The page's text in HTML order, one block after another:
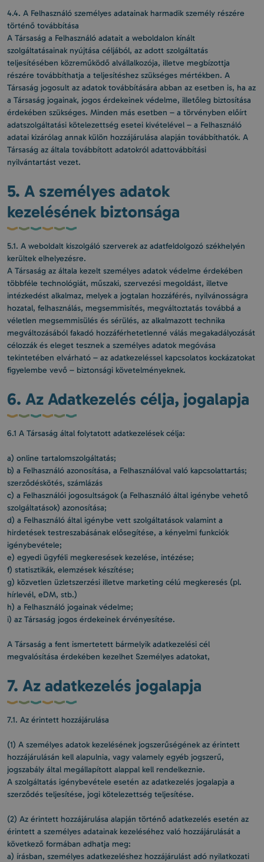
4.4. A Felhasználó személyes adatainak harmadik személy részére
történő továbbítása
A Társaság a Felhasználó adatait a weboldalon kínált
szolgáltatásainak nyújtása céljából, az adott szolgáltatás
teljesítésében közreműködő alvállalkozója, illetve megbízottja
részére továbbíthatja a teljesítéshez szükséges mértékben. A
Társaság jogosult az adatok továbbítására abban az esetben is, ha az
a Társaság jogainak, jogos érdekeinek védelme, illetőleg biztosítása
érdekében szükséges. Minden más esetben – a törvényben előírt
adatszolgáltatási kötelezettség esetei kivételével – a Felhasználó
adatai kizárólag annak külön hozzájárulása alapján továbbíthatók. A
Társaság az általa továbbított adatokról adattovábbítási
nyilvántartást vezet.
5. A személyes adatok
kezelésének biztonsága
5.1. A weboldalt kiszolgáló szerverek az adatfeldolgozó székhelyén
kerültek elhelyezésre.
A Társaság az általa kezelt személyes adatok védelme érdekében
többféle technológiát, műszaki, szervezési megoldást, illetve
intézkedést alkalmaz, melyek a jogtalan hozzáférés, nyilvánosságra
hozatal, felhasználás, megsemmisítés, megváltoztatás továbbá a
véletlen megsemmisülés és sérülés, az alkalmazott technika
megváltozásából fakadó hozzáférhetetlenné válás megakadályozását
célozzák és eleget tesznek a személyes adatok megóvása
tekintetében elvárható – az adatkezeléssel kapcsolatos kockázatokat
figyelembe vevő – biztonsági követelményeknek.
6. Az Adatkezelés célja, jogalapja
6.1 A Társaság által folytatott adatkezelések célja:
a) online tartalomszolgáltatás;
b) a Felhasználó azonosítása, a Felhasználóval való kapcsolattartás;
szerződéskötés, számlázás
c) a Felhasználói jogosultságok (a Felhasználó által igénybe vehető
szolgáltatások) azonosítása;
d) a Felhasználó által igénybe vett szolgáltatások valamint a
hirdetések testreszabásának elősegítése, a kényelmi funkciók
igénybevétele;
e) egyedi ügyféli megkeresések kezelése, intézése;
f) statisztikák, elemzések készítése;
g) közvetlen üzletszerzési illetve marketing célú megkeresés (pl.
hírlevél, eDM, stb.)
h) a Felhasználó jogainak védelme;
i) az Társaság jogos érdekeinek érvényesítése.
A Társaság a fent ismertetett bármelyik adatkezelési cél
megvalósítása érdekében kezelhet Személyes adatokat,
7. Az adatkezelés jogalapja
7.1. Az érintett hozzájárulása
(1) A személyes adatok kezelésének jogszerűségének az érintett
hozzájárulásán kell alapulnia, vagy valamely egyéb jogszerű,
jogszabály által megállapított alappal kell rendelkeznie.
A szolgáltatás igénybevétele esetén az adatkezelés jogalapja a
szerződés teljesítése, jogi kötelezettség teljesítése.
(2) Az érintett hozzájárulása alapján történő adatkezelés esetén az
érintett a személyes adatainak kezeléséhez való hozzájárulását a
következő formában adhatja meg:
a) írásban, személyes adatkezeléshez hozzájárulást adó nyilatkozati